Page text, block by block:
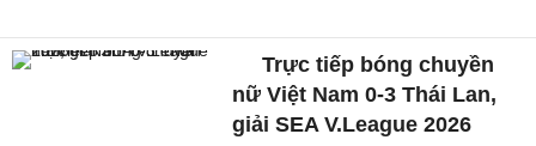
Trực tiếp bóng chuyền
nữ Việt Nam 0-3 Thái Lan,
giải SEA V.League 2026